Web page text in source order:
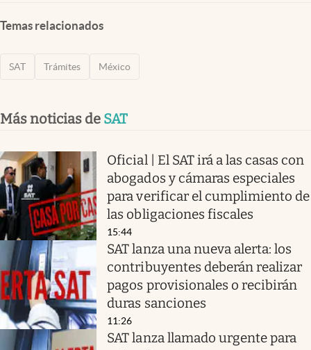
Temas relacionados
SAT Trámites México
Más noticias de SAT
Oficial | El SAT irá a las casas con
abogados y cámaras especiales
para verificar el cumplimiento de
las obligaciones fiscales
15:44
SAT lanza una nueva alerta: los
contribuyentes deberán realizar
pagos provisionales o recibirán
duras sanciones
11:26
SAT lanza llamado urgente para